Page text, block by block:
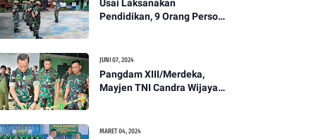
Usai Laksanakan
Pendidikan, 9 Orang Personil
Ikuti Apel Pagi Dan
Pengecekan
JUNI 07, 2024
Pangdam XIII/Merdeka,
Mayjen TNI Candra Wijaya
MARET 04, 2024